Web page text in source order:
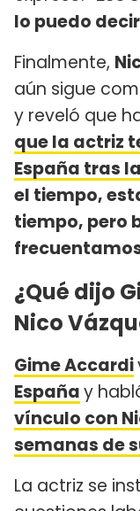
lo puedo
Finalmente,
aún sigue
y reveló que
que la actriz
España tras
el tiempo,
tiempo, pero
¿Qué dijo
Nico
Gime Accardi
Españay
vínculo con
semanas de
La actriz se